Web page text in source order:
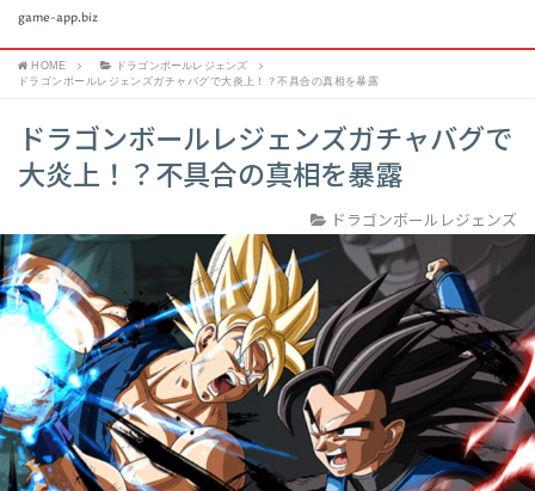
game-app.biz
HOME
ドラゴンボールレジェンズ
ドラゴンボールレジェンズガチャバグで大炎上！？不具合の真相を暴露
ドラゴンボールレジェンズガチャバグで
大炎上！？不具合の真相を暴露
ドラゴンボールレジェンズ